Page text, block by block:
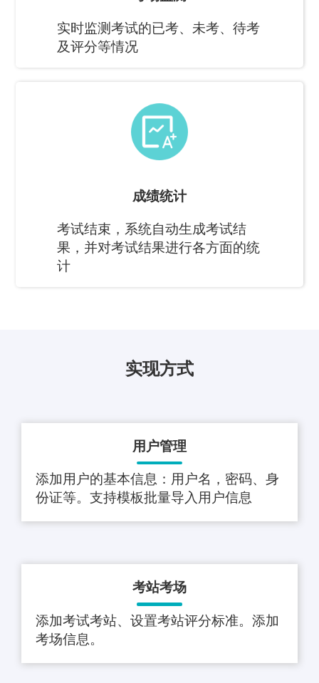
实时监测考试的已考、未考、待考
及评分等情况
成绩统计
考试结束，系统自动生成考试结
果，并对考试结果进行各方面的统
计
实现方式
用户管理
添加用户的基本信息：用户名，密码、身
份证等。支持模板批量导入用户信息
考站考场
添加考试考站、设置考站评分标准。添加
考场信息。